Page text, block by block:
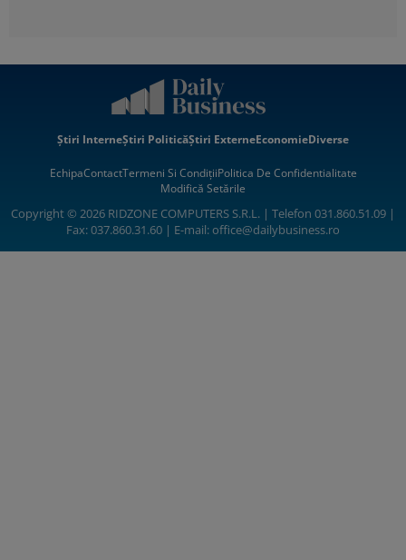
Știri InterneȘtiri PoliticăȘtiri ExterneEconomieDiverse
EchipaContactTermeni Si CondițiiPolitica De Confidentialitate
Modifică Setările
Copyright © 2026 RIDZONE COMPUTERS S.R.L. | Telefon 031.860.51.09 |
Fax: 037.860.31.60 | E-mail:office@dailybusiness.ro